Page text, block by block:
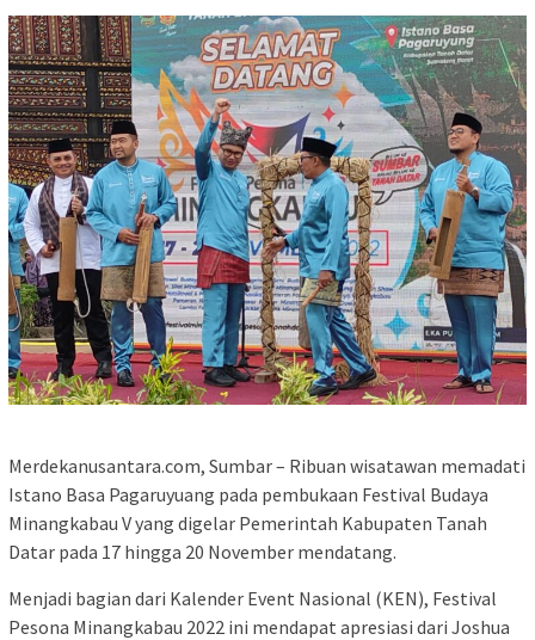
Merdekanusantara.com, Sumbar – Ribuan wisatawan memadati
Istano Basa Pagaruyuang pada pembukaan Festival Budaya
Minangkabau V yang digelar Pemerintah Kabupaten Tanah
Datar pada 17 hingga 20 November mendatang.
Menjadi bagian dari Kalender Event Nasional (KEN), Festival
Pesona Minangkabau 2022 ini mendapat apresiasi dari Joshua